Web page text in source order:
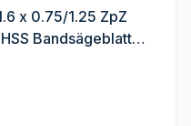
x 0.75/1.25 ZpZ
Bandsägeblatt